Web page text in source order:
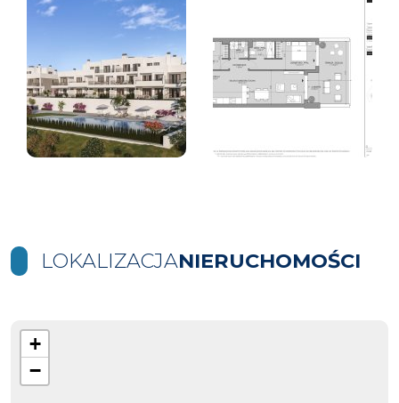
LOKALIZACJANIERUCHOMOŚCI
+
−